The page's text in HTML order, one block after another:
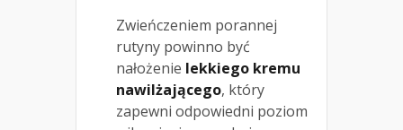
Zwieńczeniem porannej
rutyny powinno być
nałożenie lekkiego kremu
nawilżającego, który
zapewni odpowiedni poziom